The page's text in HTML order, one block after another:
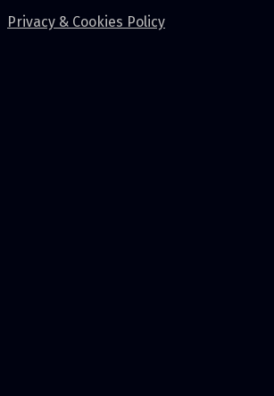
Privacy & Cookies Policy